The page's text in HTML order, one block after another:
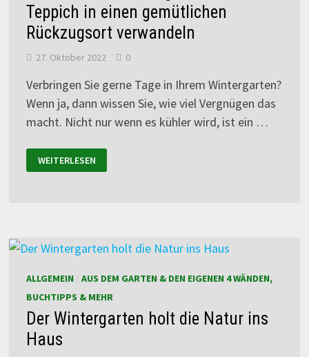
Teppich in einen gemütlichen
Rückzugsort verwandeln
27. Oktober 2022 0
Verbringen Sie gerne Tage in Ihrem Wintergarten?
Wenn ja, dann wissen Sie, wie viel Vergnügen das
macht. Nicht nur wenn es kühler wird, ist ein …
WEITERLESEN
ALLGEMEIN
AUS DEM GARTEN & DEN EIGENEN 4 WÄNDEN,
BUCHTIPPS & MEHR
Der Wintergarten holt die Natur ins
Haus